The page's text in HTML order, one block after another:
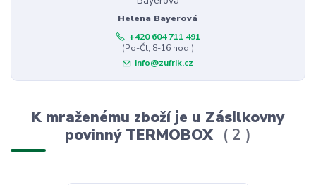
Helena Bayerová
+420 604 711 491
(Po-Čt, 8-16 hod.)
info@zufrik.cz
K mraženému zboží je u Zásilkovny
povinný TERMOBOX
2